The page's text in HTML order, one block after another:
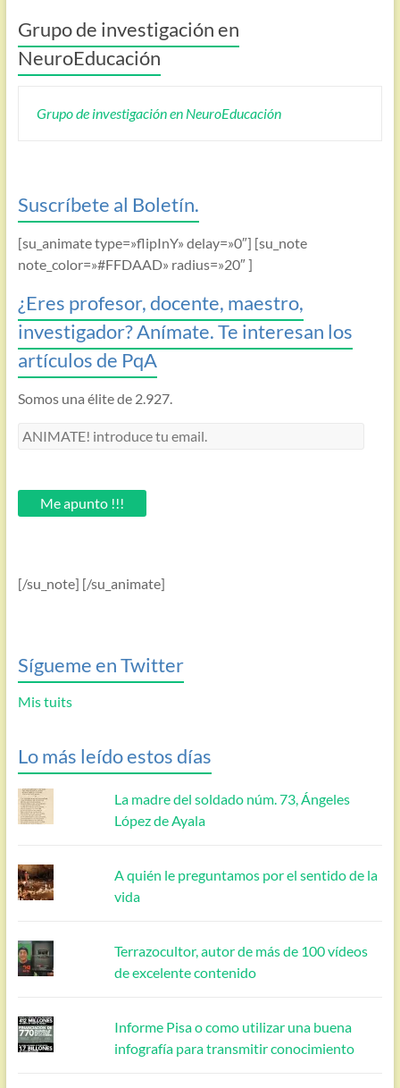
Grupo de investigación en
NeuroEducación
Grupo de investigación en NeuroEducación
Suscríbete al Boletín.
[su_animate type=»flipInY» delay=»0″] [su_note
note_color=»#FFDAAD» radius=»20″ ]
¿Eres profesor, docente, maestro,
investigador? Anímate. Te interesan los
artículos de PqA
Somos una élite de 2.927.
ANIMATE!
email.Me apunto !!!
[/su_note] [/su_animate]
Sígueme en Twitter
Mis tuits
Lo más leído estos días
La madre del soldado núm. 73, Ángeles
López de Ayala
A quién le preguntamos por el sentido de la
vida
Terrazocultor, autor de más de 100 vídeos
de excelente contenido
Informe Pisa o como utilizar una buena
infografía para transmitir conocimiento